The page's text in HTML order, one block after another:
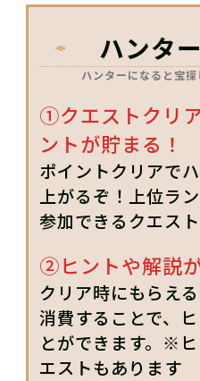
ハンタ
ハンターになると宝探
①クエストクリ
ントが貯まる！
ポイントクリアで
上がるぞ！上位ラ
参加できるクエスト
②ヒントや解説
クリア時にもらえ
消費することで、
とができます。※
エストもあります